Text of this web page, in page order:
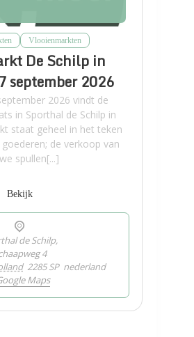
Vlooienmarkten
De Schilp in
september 2026
2026 vindt de
in Sporthal de Schilp in
staat geheel in het teken
de verkoop van
spullen[...]
Bekijk
de Schilp,
4
2285 SP nederland
Maps